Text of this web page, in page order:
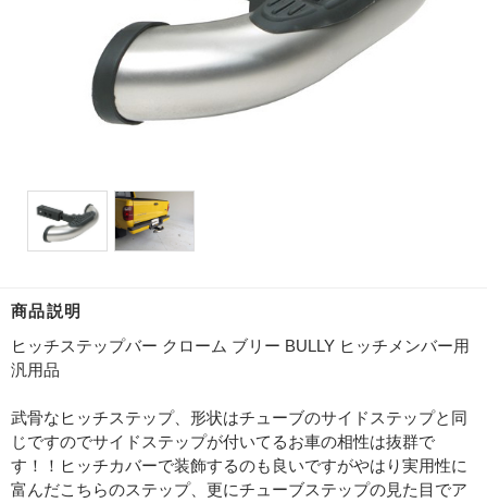
商品説明
ヒッチステップバー クローム ブリー BULLY ヒッチメンバー用
汎用品
武骨なヒッチステップ、形状はチューブのサイドステップと同
じですのでサイドステップが付いてるお車の相性は抜群で
す！！ヒッチカバーで装飾するのも良いですがやはり実用性に
富んだこちらのステップ、更にチューブステップの見た目でア